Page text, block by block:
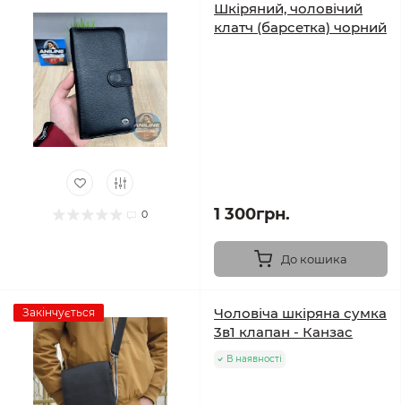
0
Шкіряний, чоловічий
клатч (барсетка) чорний
1 300грн.
До кошика
Закінчується
Чоловіча шкіряна сумка
3в1 клапан - Канзас
В наявності